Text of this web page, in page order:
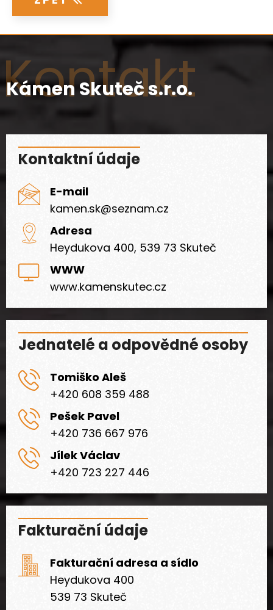
Kontakt
Kámen Skuteč s.r.o.
Kontaktní údaje
E-mail
kamen.sk@seznam.cz
Adresa
Heydukova 400, 539 73 Skuteč
WWW
www.kamenskutec.cz
Jednatelé a odpovědné osoby
Tomiško Aleš
+420 608 359 488
Pešek Pavel
+420 736 667 976
Jílek Václav
+420 723 227 446
Fakturační údaje
Fakturační adresa a sídlo
Heydukova 400
539 73 Skuteč